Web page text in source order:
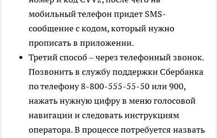
мобильный телефон придет SMS-
сообщение с кодом, который нужно
прописать в приложении.
Третий способ – через телефонный звонок.
Позвонить в службу поддержки Сбербанка
по телефону 8-800-555-55-50 или 900,
нажать нужную цифру в меню голосовой
навигации и следовать инструкциям
оператора. В процессе потребуется назвать